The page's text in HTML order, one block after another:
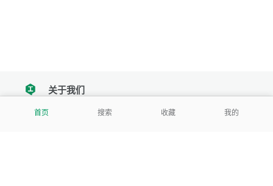
首页 搜索 收藏 我的
tencent关于我们
我们努力把每一个工具做成批量处理的产品